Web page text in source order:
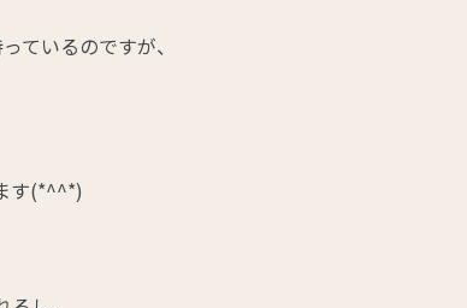
いるのですが、
す(*^^*)